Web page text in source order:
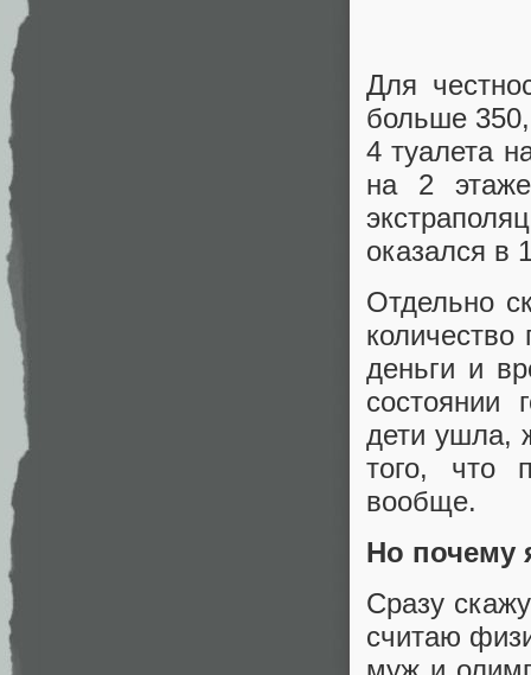
Для
больше
4 туалета
на 2
оказался в
Отдельно
деньги и
состоянии
дети ушла,
того, что
вообще.
Но почему
Сразу
считаю